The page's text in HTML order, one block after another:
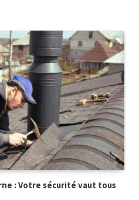
: Votre sécurité vaut tous